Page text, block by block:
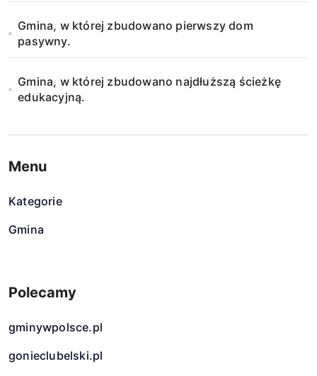
Gmina, w której zbudowano pierwszy dom
pasywny.
Gmina, w której zbudowano najdłuższą ścieżkę
edukacyjną.
Menu
Kategorie
Gmina
Polecamy
gminywpolsce.pl
gonieclubelski.pl